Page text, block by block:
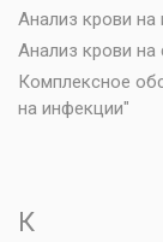
Анализ крови на
Анализ крови
Комплексное
на инфекции"
К